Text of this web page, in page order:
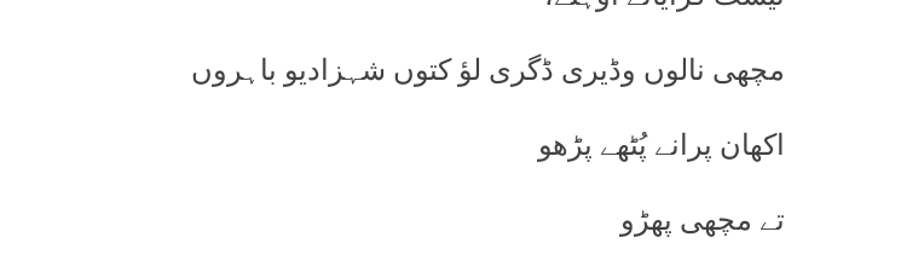
مچھی نالوں وڈیری ڈگری لؤ کتوں شہزادیو باہروں
اکھان پرانے پُٹھے پڑھو
تے مچھی پھڑو